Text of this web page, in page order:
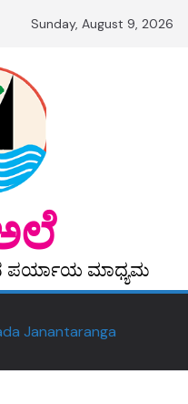
Sunday, August 9, 2026
ಪರ್ಯಾಯ ಮಾಧ್ಯಮ
Janantaranga